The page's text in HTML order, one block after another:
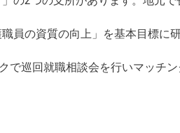
員の資質の向上」を基本目標に
巡回就職相談会を行いマッチン